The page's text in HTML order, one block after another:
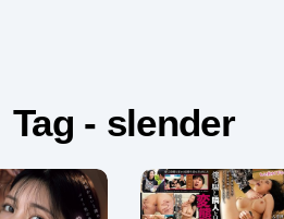
Tag - slender